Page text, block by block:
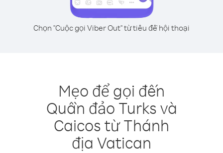
Chọn "Cuộc gọi Viber Out" từ tiêu đề hội thoại
Mẹo để gọi đến
Quần đảo Turks và
Caicos từ Thánh
địa Vatican